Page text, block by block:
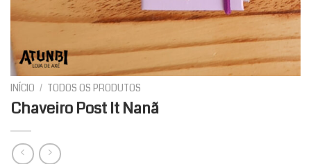
INÍCIO / TODOS OS PRODUTOS
Chaveiro Post It Nanã